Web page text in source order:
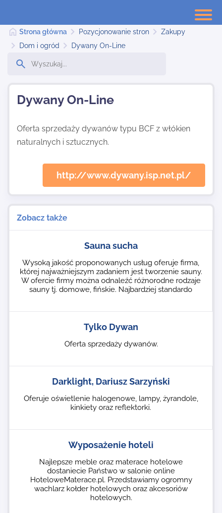
Dodaj stronę
Najnowsze
Strona główna Pozycjonowanie stron
Zakupy
Dom i ogród
Dywany On-Line
Dywany On-Line
Oferta sprzedaży dywanów typu BCF z włókien
naturalnych i sztucznych.
http://www.dywany.isp.net.pl/
Zobacz także
Sauna sucha
Wysoką jakość proponowanych usług oferuje firma,
której najważniejszym zadaniem jest tworzenie sauny.
W ofercie firmy można odnaleźć różnorodne rodzaje
sauny tj. domowe, fińskie. Najbardziej standardo
Tylko Dywan
Oferta sprzedaży dywanów.
Darklight, Dariusz Sarzyński
Oferuje oświetlenie halogenowe, lampy, żyrandole,
kinkiety oraz reflektorki.
Wyposażenie hoteli
Najlepsze meble oraz materace hotelowe
dostaniecie Państwo w salonie online
HoteloweMaterace.pl. Przedstawiamy ogromny
wachlarz kołder hotelowych oraz akcesoriów
hotelowych.